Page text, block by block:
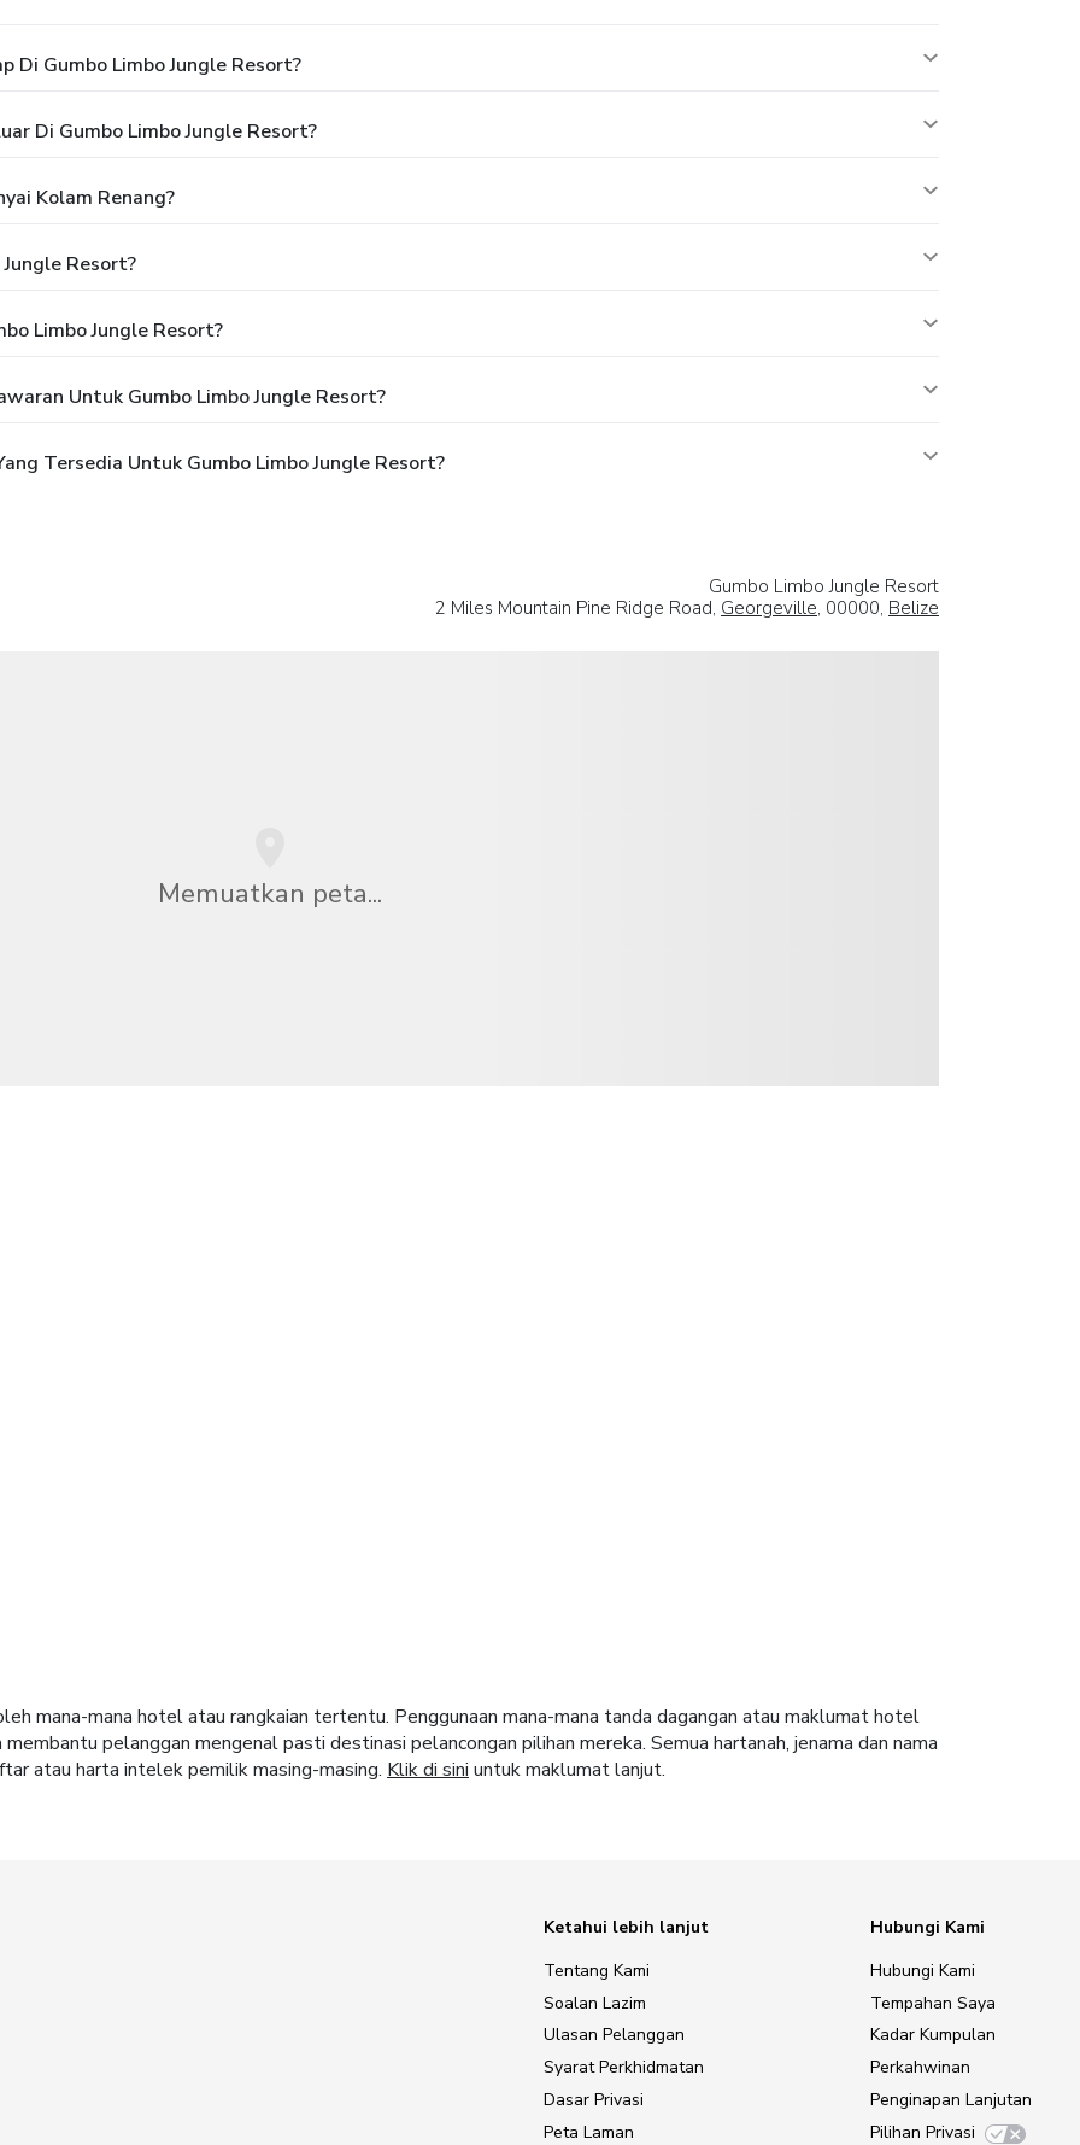
Di Gumbo Limbo Jungle Resort?
Di Gumbo Limbo Jungle Resort?
Kolam Renang?
Resort?
Limbo Jungle Resort?
Untuk Gumbo Limbo Jungle Resort?
Tersedia Untuk Gumbo Limbo Jungle Resort?
Gumbo Limbo Jungle Resort
2 Miles Mountain Pine Ridge Road, Georgeville, 00000, Belize
Memuatkan peta...
mana-mana hotel atau rangkaian tertentu. Penggunaan mana-mana tanda dagangan atau maklumat hotel
pelanggan mengenal pasti destinasi pelancongan pilihan mereka. Semua hartanah, jenama dan nama
atau harta intelek pemilik masing-masing. Klik di sini untuk maklumat lanjut.
Ketahui lebih lanjut
Tentang Kami
Soalan Lazim
Ulasan Pelanggan
Syarat Perkhidmatan
Dasar Privasi
Peta Laman
Hubungi Kami
Hubungi Kami
Tempahan Saya
Kadar Kumpulan
Perkahwinan
Penginapan Lanjutan
Pilihan Privasi